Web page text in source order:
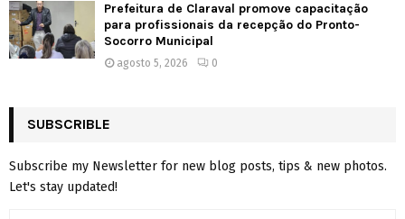
Prefeitura de Claraval promove capacitação
para profissionais da recepção do Pronto-
Socorro Municipal
agosto 5, 2026 0
SUBSCRIBLE
Subscribe my Newsletter for new blog posts, tips & new photos.
Let's stay updated!